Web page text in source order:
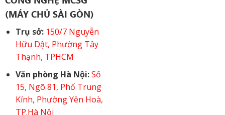
(MÁY CHỦ SÀI GÒN)
Trụ sở: 150/7 Nguyễn
Hữu Dật, Phường Tây
Thạnh, TPHCM
Văn phòng Hà Nội: Số
15, Ngõ 81, Phố Trung
Kính, Phường Yên Hoà,
TP.Hà Nội